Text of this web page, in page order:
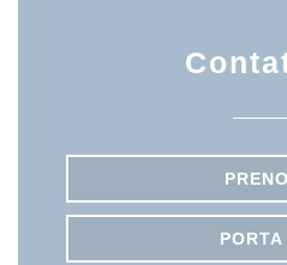
PORTA